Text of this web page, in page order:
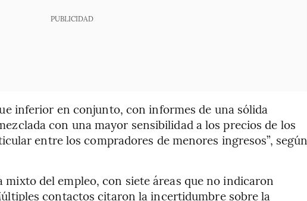
PUBLICIDAD
inferior en conjunto, con informes de una sólida
con una mayor sensibilidad a los precios de los
entre los compradores de menores ingresos”, según
del empleo, con siete áreas que no indicaron
contactos citaron la incertidumbre sobre la